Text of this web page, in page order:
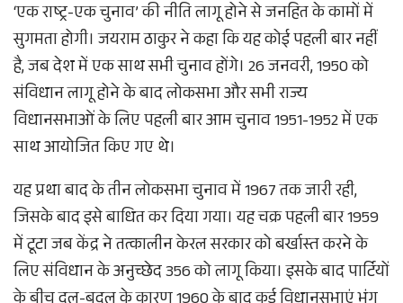
‘एक राष्ट्र-एक चुनाव’ की नीति लागू होने से जनहित के कामों में
सुगमता होगी। जयराम ठाकुर ने कहा कि यह कोई पहली बार नहीं
है, जब देश में एक साथ सभी चुनाव होंगे। 26 जनवरी, 1950 को
संविधान लागू होने के बाद लोकसभा और सभी राज्य
विधानसभाओं के लिए पहली बार आम चुनाव 1951-1952 में एक
साथ आयोजित किए गए थे।
यह प्रथा बाद के तीन लोकसभा चुनाव में 1967 तक जारी रही,
जिसके बाद इसे बाधित कर दिया गया। यह चक्र पहली बार 1959
में टूटा जब केंद्र ने तत्कालीन केरल सरकार को बर्खास्त करने के
लिए संविधान के अनुच्छेद 356 को लागू किया। इसके बाद पार्टियों